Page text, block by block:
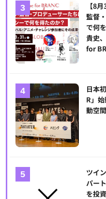
【8
監督
で何
貴史
for
日本
R」
動空
ツイ
パー
を投資